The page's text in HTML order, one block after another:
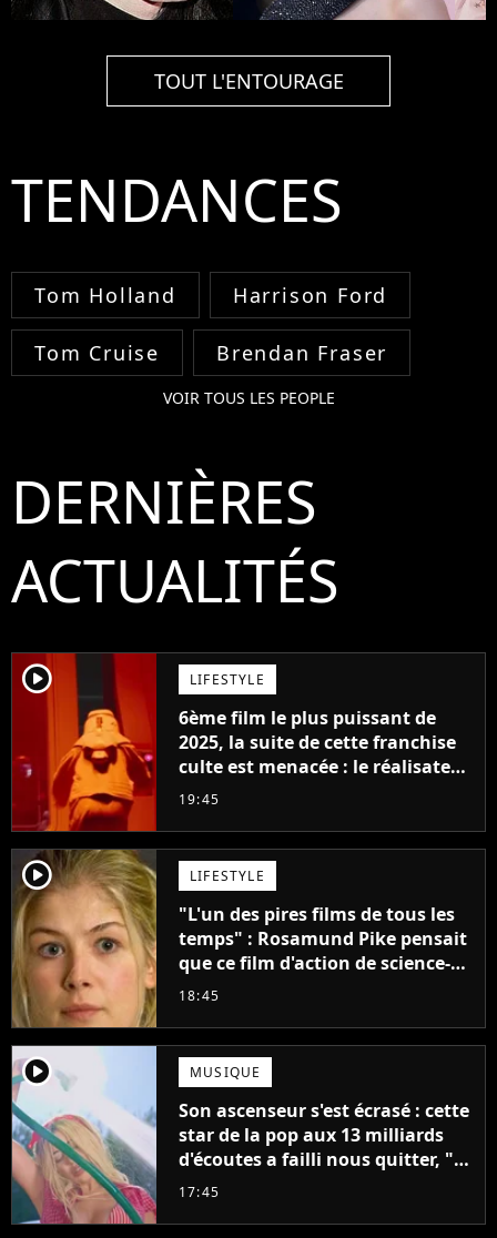
TOUT L'ENTOURAGE
TENDANCES
Tom Holland Harrison Ford
Tom Cruise Brendan Fraser
VOIR TOUS LES PEOPLE
DERNIÈRES
ACTUALITÉS
player2 LIFESTYLE
6ème film le plus puissant de
2025, la suite de cette franchise
culte est menacée : le réalisateur
claque la porte pour "différends
19:45
player2 LIFESTYLE
"L'un des pires films de tous les
temps" : Rosamund Pike pensait
que ce film d'action de science-
fiction avec Dwayne Johnson
18:45
player2 MUSIQUE
Son ascenseur s'est écrasé : cette
star de la pop aux 13 milliards
d'écoutes a failli nous quitter, "Je
pensais ne plus jamais chanter"
17:45